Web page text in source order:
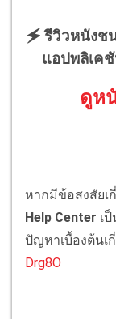
🗲 รีวิวหนังช
แอปพลิเค
ดูห
หากมีข้อสงสัยเ
Help Center เ
ปัญหาเบื้องต้นเ
Drg8O